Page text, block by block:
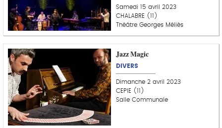
Samedi 15 avril 2023
CHALABRE (11)
Théâtre Georges Méliès
Jazz Magic
DIVERS
Dimanche 2 avril 2023
CEPIE (11)
Salle Communale